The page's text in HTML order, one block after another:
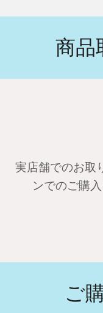
商品
実店舗でのお取
ンでのご購
ご